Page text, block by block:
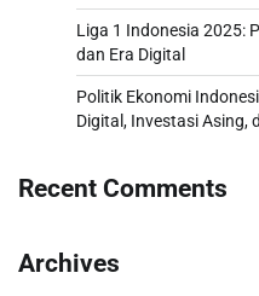
Liga 1 Indonesia 2025:
dan Era Digital
Politik Ekonomi
Digital, Investasi Asing,
Recent Comments
Archives